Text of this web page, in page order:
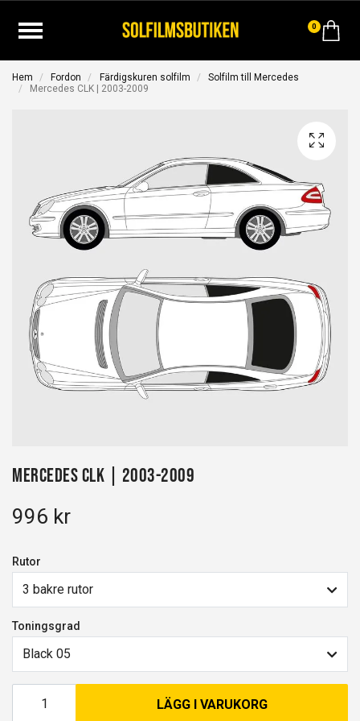
0
Hem Fordon Färdigskuren solfilm
Solfilm till Mercedes
Mercedes CLK | 2003-2009
Mercedes CLK | 2003-2009
996 kr
Rutor
3 bakre rutor
Toningsgrad
Black 05
LÄGG I VARUKORG